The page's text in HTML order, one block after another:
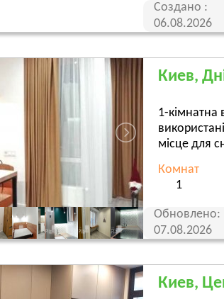
Создано :
06.08.2026
Киев,
1-кімнатна
місце для
Комнат
1
Обновлено:
07.08.2026
Киев,